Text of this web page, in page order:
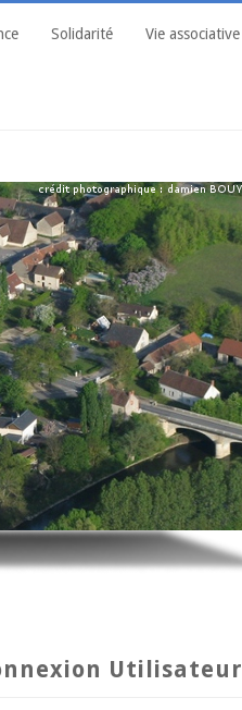
Solidarité Vie associative
Utilisateur